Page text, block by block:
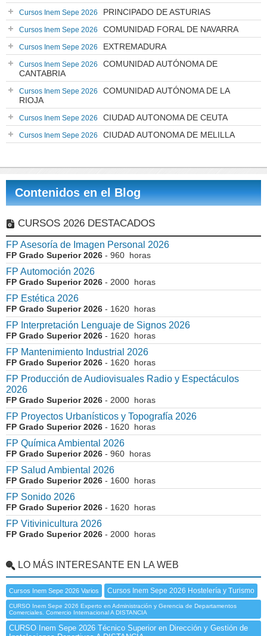
Cursos Inem Sepe 2026 PRINCIPADO DE ASTURIAS
Cursos Inem Sepe 2026 COMUNIDAD FORAL DE NAVARRA
Cursos Inem Sepe 2026 EXTREMADURA
Cursos Inem Sepe 2026
COMUNIDAD AUTÓNOMA DE
CANTABRIA
Cursos Inem Sepe 2026
COMUNIDAD AUTÓNOMA DE LA
RIOJA
Cursos Inem Sepe 2026 CIUDAD AUTONOMA DE CEUTA
Cursos Inem Sepe 2026 CIUDAD AUTONOMA DE MELILLA
Contenidos en el Blog
CURSOS 2026 DESTACADOS
FP Asesoría de Imagen Personal 2026
FP Grado Superior 2026 - 960 horas
FP Automoción 2026
FP Grado Superior 2026 - 2000 horas
FP Estética 2026
FP Grado Superior 2026 - 1620 horas
FP Interpretación Lenguaje de Signos 2026
FP Grado Superior 2026 - 1620 horas
FP Mantenimiento Industrial 2026
FP Grado Superior 2026 - 1620 horas
FP Producción de Audiovisuales Radio y Espectáculos
2026
FP Grado Superior 2026 - 2000 horas
FP Proyectos Urbanísticos y Topografía 2026
FP Grado Superior 2026 - 1620 horas
FP Química Ambiental 2026
FP Grado Superior 2026 - 960 horas
FP Salud Ambiental 2026
FP Grado Superior 2026 - 1600 horas
FP Sonido 2026
FP Grado Superior 2026 - 1620 horas
FP Vitivinicultura 2026
FP Grado Superior 2026 - 2000 horas
LO MÁS INTERESANTE EN LA WEB
Cursos Inem Sepe 2026 Varios Cursos Inem Sepe 2026 Hostelería y Turismo
CURSO Inem Sepe 2026 Experto en Administración y Gerencia de Departamentos
Comerciales. Comercio Internacional A DISTANCIA
CURSO Inem Sepe 2026 Técnico Superior en Dirección y Gestión de